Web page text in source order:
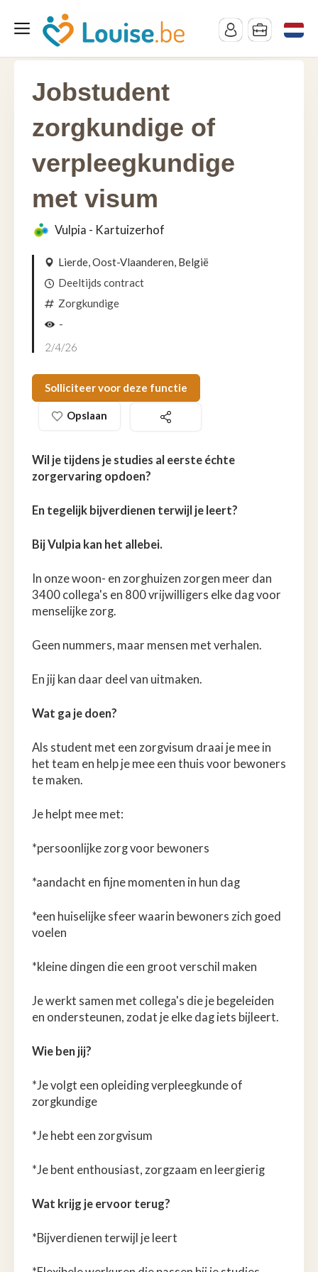
Jobstudent
zorgkundige of
verpleegkundige
met visum
Vulpia - Kartuizerhof
Lierde, Oost-Vlaanderen, België
Deeltijds contract
Zorgkundige
-
2/4/26
Solliciteer voor deze functie
Opslaan
Wil je tijdens je studies al eerste échte
zorgervaring opdoen?
En tegelijk bijverdienen terwijl je leert?
Bij Vulpia kan het allebei.
In onze woon- en zorghuizen zorgen meer dan
3400 collega's en 800 vrijwilligers elke dag voor
menselijke zorg.
Geen nummers, maar mensen met verhalen.
En jij kan daar deel van uitmaken.
Wat ga je doen?
Als student met een zorgvisum draai je mee in
het team en help je mee een thuis voor bewoners
te maken.
Je helpt mee met:
*persoonlijke zorg voor bewoners
*aandacht en fijne momenten in hun dag
*een huiselijke sfeer waarin bewoners zich goed
voelen
*kleine dingen die een groot verschil maken
Je werkt samen met collega's die je begeleiden
en ondersteunen, zodat je elke dag iets bijleert.
Wie ben jij?
*Je volgt een opleiding verpleegkunde of
zorgkundige
*Je hebt een zorgvisum
*Je bent enthousiast, zorgzaam en leergierig
Wat krijg je ervoor terug?
*Bijverdienen terwijl je leert